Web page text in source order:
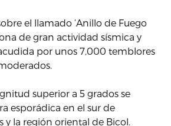
el llamado ‘Anillo de Fuego
de gran actividad sísmica y
por unos 7,000 temblores
superior a 5 grados se
esporádica en el sur de
y la región oriental de Bicol.